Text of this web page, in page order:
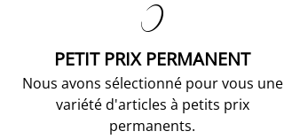

PETIT PRIX PERMANENT
Nous avons sélectionné pour vous une
variété d'articles à petits prix
permanents.